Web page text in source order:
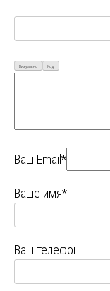
Визуально Код
Ваш Email*
Ваше имя*
Ваш телефон